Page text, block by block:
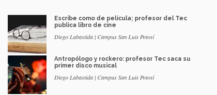
Escribe como de película; profesor del Tec
publica libro de cine
Diego Labastida | Campus San Luis Potosí
Antropólogo y rockero: profesor Tec saca su
primer disco musical
Diego Labastida | Campus San Luis Potosí